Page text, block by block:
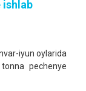
ishlab
iyun oylarida
pechenye